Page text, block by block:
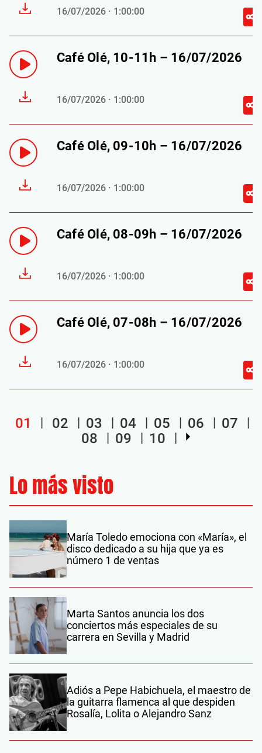
16/07/2026 · 1:00:00
Café Olé, 10-11h – 16/07/2026
16/07/2026 · 1:00:00
Café Olé, 09-10h – 16/07/2026
16/07/2026 · 1:00:00
Café Olé, 08-09h – 16/07/2026
16/07/2026 · 1:00:00
Café Olé, 07-08h – 16/07/2026
16/07/2026 · 1:00:00
01 02 03 04 05 06
07
08
09 10
Lo más visto
María Toledo emociona con «María», el
disco dedicado a su hija que ya es
número 1 de ventas
Marta Santos anuncia los dos
conciertos más especiales de su
carrera en Sevilla y Madrid
Adiós a Pepe Habichuela, el maestro de
la guitarra flamenca al que despiden
Rosalía, Lolita o Alejandro Sanz